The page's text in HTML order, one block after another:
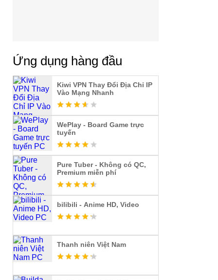
Ứng dụng hàng đầu
Kiwi VPN Thay Đổi Địa Chỉ IP
Vào Mạng Nhanh
WePlay - Board Game trực
tuyến
Pure Tuber - Không có QC,
Premium miễn phí
bilibili - Anime HD, Video
Thanh niên Việt Nam